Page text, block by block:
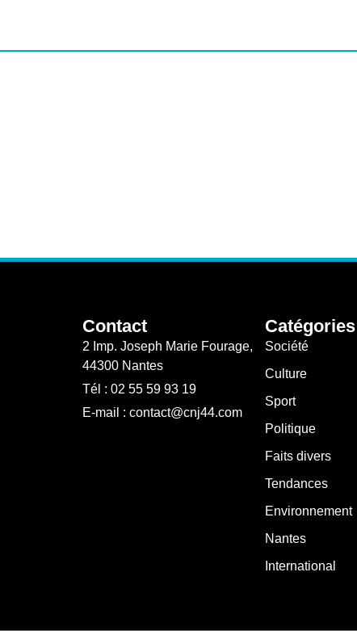
Contact
2 Imp. Joseph Marie Fourage,
44300 Nantes
Tél : 02 55 59 93 19
E-mail : contact@cnj44.com
Catégories
Société
Culture
Sport
Politique
Faits divers
Tendances
Environnement
Nantes
International